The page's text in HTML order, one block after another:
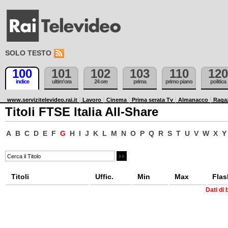
SOLO TESTO
100
indice
101
ultim'ora
102
24 ore
103
prima
110
primo piano
120
politica
www.servizitelevideo.rai.it Lavoro Cinema Prima serata Tv Almanacco
Titoli FTSE Italia All-Share
A B C D E F G H I J K L M N O P Q R S T U V W X Y
Titoli Uffic. Min Max
Dati di